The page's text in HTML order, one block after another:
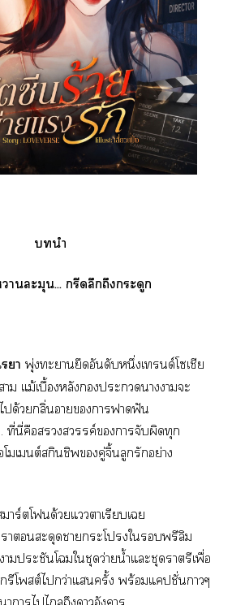
นำ
าละมุน... กรีดลึกถึงกระดูก
า พุ่งะายึดอันดับหนึ่งเทรนด์โเชีย
 แม้เบื้องหลังะาาะ
ด้วยกลิ่นาาาฟัน
ที่นี่คือสวรรค์าจับผิดทุก
โมเมนต์สกินชิพคู่จิ้นลูกรักอย่าง
าร์ตโฟนด้วยแาเรียบเ
าอนสะดุดาะโใพรีลิม
ประชันโใชุดว่ายน้ำแะชุดราตรีเพื่อ
โพสต์ไกว่าแครั้ง พร้อมแปชั่าวๆ